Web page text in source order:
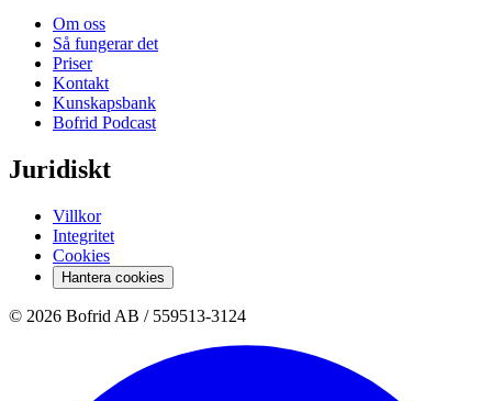
Om oss
Så fungerar det
Priser
Kontakt
Kunskapsbank
Bofrid Podcast
Juridiskt
Villkor
Integritet
Cookies
Hantera cookies
© 2026 Bofrid AB / 559513-3124